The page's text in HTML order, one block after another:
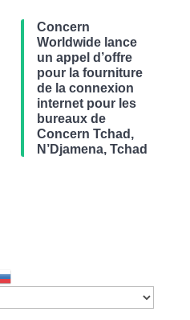
Concern
Worldwide lance
un appel d’offre
pour la fourniture
de la connexion
internet pour les
bureaux de
Concern Tchad,
N’Djamena, Tchad